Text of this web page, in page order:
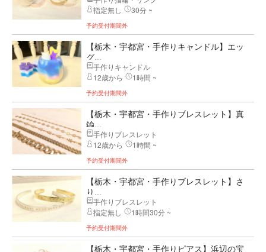
指定無し
30分 ~
予約受付期間外
【栃木・宇都宮・手作りキャンドル】エッ
グ...
手作りキャンドル
12歳から
1時間 ~
予約受付期間外
【栃木・宇都宮・手作りブレスレット】真
鍮...
手作りブレスレット
12歳から
1時間 ~
予約受付期間外
【栃木・宇都宮・手作りブレスレット】さ
り...
手作りブレスレット
指定無し
1時間30分 ~
予約受付期間外
【栃木・宇都宮・手作りピアス】浜辺の宝